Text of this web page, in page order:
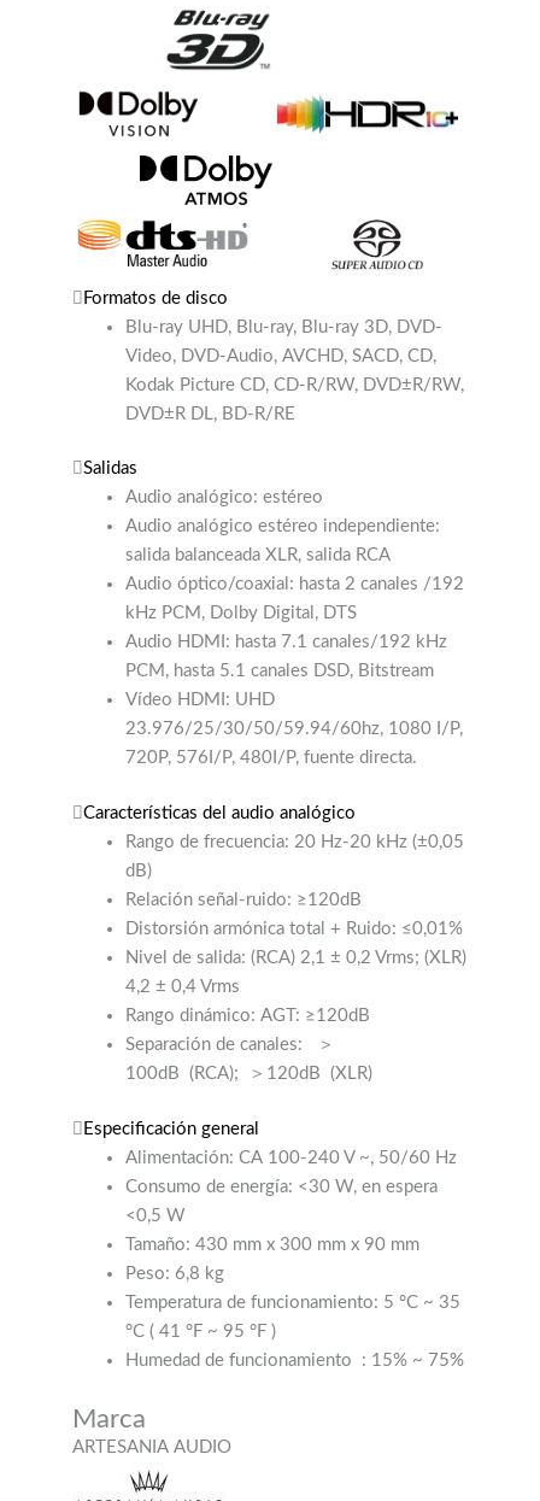
Formatos de disco
Blu-ray UHD, Blu-ray, Blu-ray 3D, DVD-
Video, DVD-Audio, AVCHD, SACD, CD,
Kodak Picture CD, CD-R/RW, DVD±R/RW,
DVD±R DL, BD-R/RE
Salidas
Audio analógico estéreo independiente:
salida balanceada XLR, salida RCA
Audio óptico/coaxial: hasta 2 canales /192
kHz PCM, Dolby Digital, DTS
Audio HDMI: hasta 7.1 canales/192 kHz
PCM, hasta 5.1 canales DSD, Bitstream
Vídeo HDMI: UHD
23.976/25/30/50/59.94/60hz, 1080 I/P,
720P, 576I/P, 480I/P, fuente directa.
Características del audio analógico
dB)
Relación señal-ruido: ≥120dB
Distorsión armónica total + Ruido: ≤0,01%
Nivel de salida: (RCA) 2,1 ± 0,2 Vrms; (XLR)
4,2 ± 0,4 Vrms
Rango dinámico: AGT: ≥120dB
Separación de canales:
100dB(RCA);＞120dB(XLR)
Especificación general
Consumo de energía: <30 W, en espera
<0,5 W
Tamaño: 430 mm x 300 mm x 90 mm
Peso: 6,8 kg
Temperatura de funcionamiento: 5 °C ~ 35
°C (41 °F ~ 95 °F
Humedad de funcionamiento: 15% ~ 75%
Marca
Valoraciones